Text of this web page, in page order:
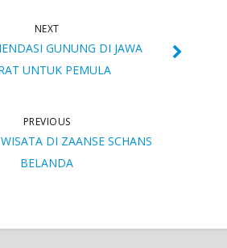
NEXT
GUNUNG DI JAWA
UNTUK PEMULA
PREVIOUS
DI ZAANSE SCHANS
BELANDA